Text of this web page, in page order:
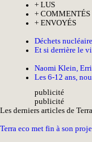
+ LUS
+ COMMENTÉS
+ ENVOYÉS
Déchets
Et si derrière le
Naomi Klein,
Les 6-12 ans,
publicité
publicité
Les derniers articles de
Terra eco met fin à son